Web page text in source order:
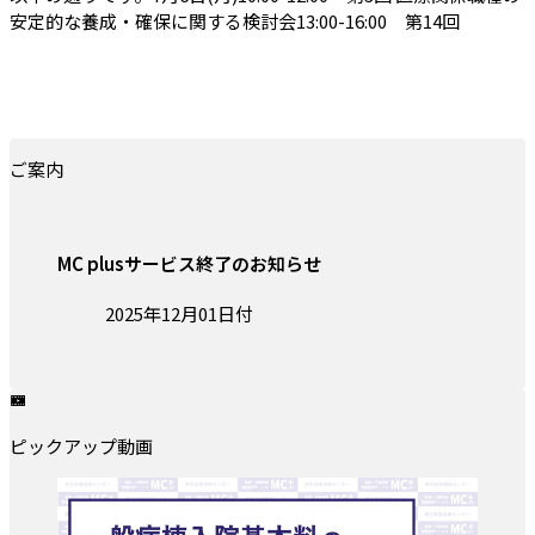
安定的な養成・確保に関する検討会13:00-16:00 第14回
ご案内
MC plusサービス終了のお知らせ
投稿日:2025年12月01日付
ピックアップ動画